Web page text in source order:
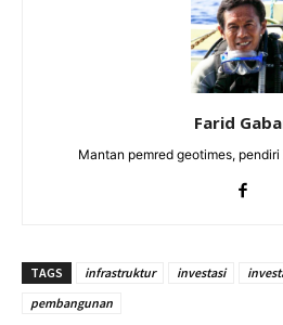
Farid
Mantan pemred geotimes,
TAGS infrastruktur investasi
pembangunan